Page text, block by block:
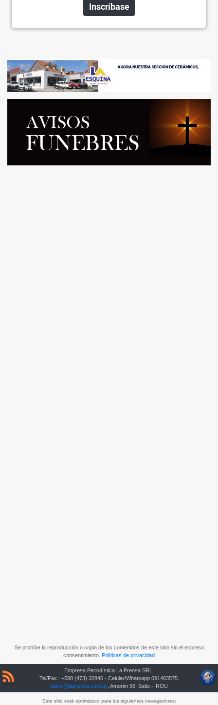
Inscríbase
Se prohíbe la reproducción o copia de los contenidos de este sitio sin el expreso
consentimiento. Políticas de privacidad
Empresa Periodística La Prensa SRL.
Tel/Fax.: +598 (473) 32846 - Celular/Whatsapp 091403575.
diario@laprensa.com.uy. Amorim 56, Salto – ROU
Este sitio está optimizado para los siguientes navegadores: